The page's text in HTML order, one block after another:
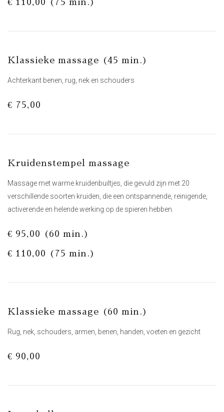
€ 110,00 (75 min.)
Klassieke massage (45 min.)
Achterkant benen, rug, nek en schouders
€ 75,00
Kruidenstempel massage
Massage met warme kruidenbuiltjes, die gevuld zijn met 20
verschillende soorten kruiden, die een ontspannende, reinigende,
activerende en helende werking op de spieren hebben.
€ 95,00 (60 min.)
€ 110,00 (75 min.)
Klassieke massage (60 min.)
Rug, nek, schouders, armen, benen, handen, voeten en gezicht
€ 90,00